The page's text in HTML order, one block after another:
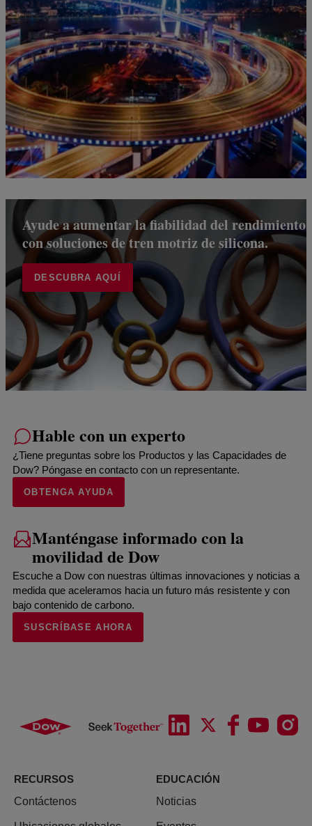
Ayude a aumentar la fiabilidad del rendimiento
con soluciones de tren motriz de silicona.
DESCUBRA AQUÍ
Hable con un experto
¿Tiene preguntas sobre los Productos y las Capacidades de
Dow? Póngase en contacto con un representante.
OBTENGA AYUDA
Manténgase informado con la
movilidad de Dow
Escuche a Dow con nuestras últimas innovaciones y noticias a
medida que aceleramos hacia un futuro más resistente y con
bajo contenido de carbono.
SUSCRÍBASE AHORA
RECURSOS
Contáctenos
EDUCACIÓN
Noticias